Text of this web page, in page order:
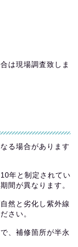
は現場調査致しま
る場合があります
年と制定されてい
間が異なります。
然と劣化し紫外線
さい。
、補修箇所が半永